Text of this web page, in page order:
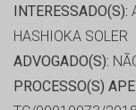
INTERESSADO(S):
HASHIOKA SOLER
ADVOGADO(S):
PROCESSO(S)